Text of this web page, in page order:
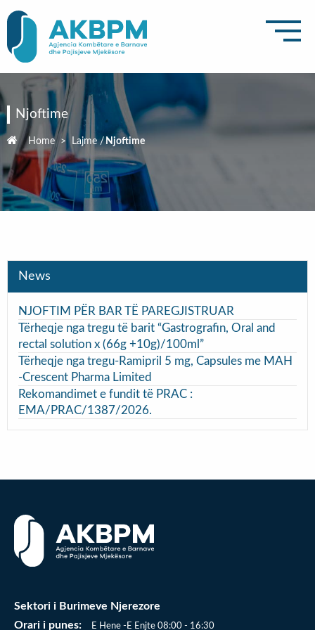
Njoftime
Home > Lajme /Njoftime
News
NJOFTIM PËR BAR TË PAREGJISTRUAR
Tërheqje nga tregu të barit “Gastrografin, Oral and
rectal solution x (66g +10g)/100ml”
Tërheqje nga tregu-Ramipril 5 mg, Capsules me MAH
-Crescent Pharma Limited
Rekomandimet e fundit të PRAC :
EMA/PRAC/1387/2026.
Sektori i Burimeve Njerezore
Orari i punes:
E Hene -E Enjte 08:00 - 16:30